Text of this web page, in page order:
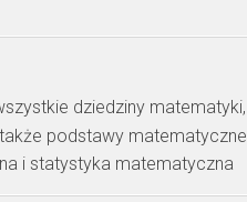
dziedziny matematyki,
podstawy matematyczne
i statystyka matematyczna